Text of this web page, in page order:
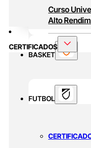
Curso
Alto
BASKET
MASTERS
CERTIFICADOS
FUTBOL